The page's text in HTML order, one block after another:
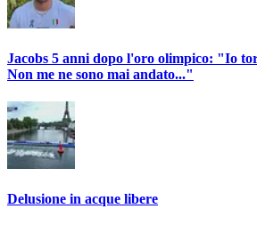
Jacobs 5 anni dopo l'oro olimpico: "Io
Non me ne sono mai andato..."
Delusione in acque libere